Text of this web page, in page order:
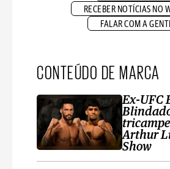
RECEBER NOTÍCIAS NO
FALAR COM A
CONTEÚDO DE MARCA
Ex-UFC
Arthur
Show